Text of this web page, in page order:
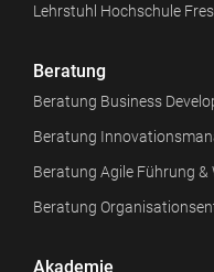
Lehrstuhl Hochschule
Beratung
Beratung Business
Beratung
Beratung Agile Führung &
Beratung
Akademie